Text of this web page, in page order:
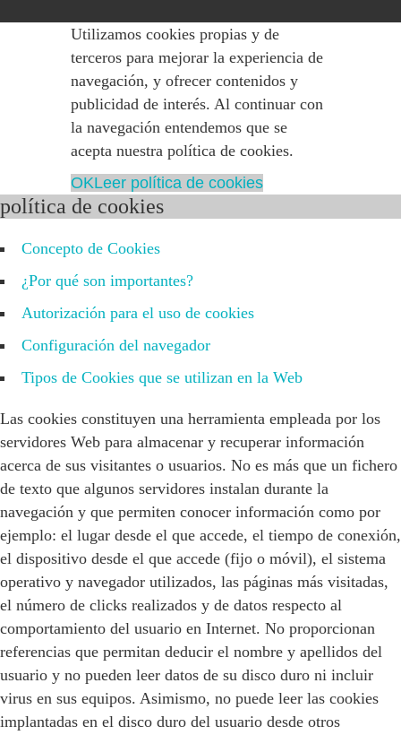
Utilizamos cookies propias y de
terceros para mejorar la experiencia de
navegación, y ofrecer contenidos y
publicidad de interés. Al continuar con
la navegación entendemos que se
acepta nuestra política de cookies.
OKLeer política de cookies
política de cookies
Concepto de Cookies
¿Por qué son importantes?
Autorización para el uso de cookies
Configuración del navegador
Tipos de Cookies que se utilizan en la Web
Las cookies constituyen una herramienta empleada por los
servidores Web para almacenar y recuperar información
acerca de sus visitantes o usuarios. No es más que un fichero
de texto que algunos servidores instalan durante la
navegación y que permiten conocer información como por
ejemplo: el lugar desde el que accede, el tiempo de conexión,
el dispositivo desde el que accede (fijo o móvil), el sistema
operativo y navegador utilizados, las páginas más visitadas,
el número de clicks realizados y de datos respecto al
comportamiento del usuario en Internet. No proporcionan
referencias que permitan deducir el nombre y apellidos del
usuario y no pueden leer datos de su disco duro ni incluir
virus en sus equipos. Asimismo, no puede leer las cookies
implantadas en el disco duro del usuario desde otros